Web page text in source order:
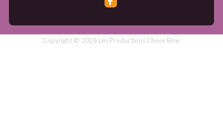
Copyright © 2026 Les Productions Chose Bine.